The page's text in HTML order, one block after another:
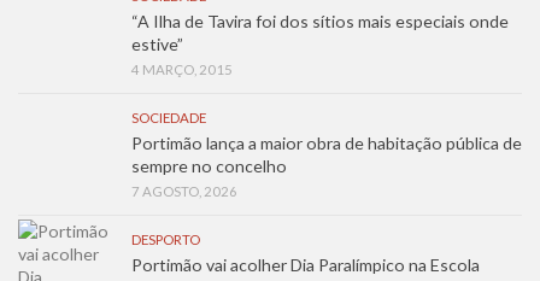
“A Ilha de Tavira foi dos sítios mais especiais onde
estive”
4 MARÇO, 2015
SOCIEDADE
Portimão lança a maior obra de habitação pública de
sempre no concelho
7 AGOSTO, 2026
DESPORTO
Portimão vai acolher Dia Paralímpico na Escola